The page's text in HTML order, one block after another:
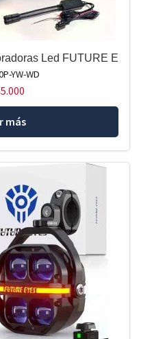
Led FUTURE E
YW-WD
más